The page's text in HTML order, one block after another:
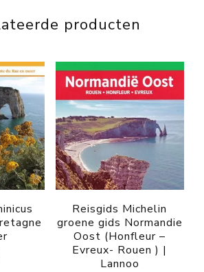
producten
Reisgids Michelin
groene gids Normandie
Oost (Honfleur –
Evreux- Rouen ) |
Lannoo